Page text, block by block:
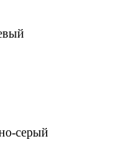
серый